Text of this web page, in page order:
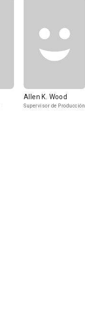
Allen K. Wood
Supervisor de Producción